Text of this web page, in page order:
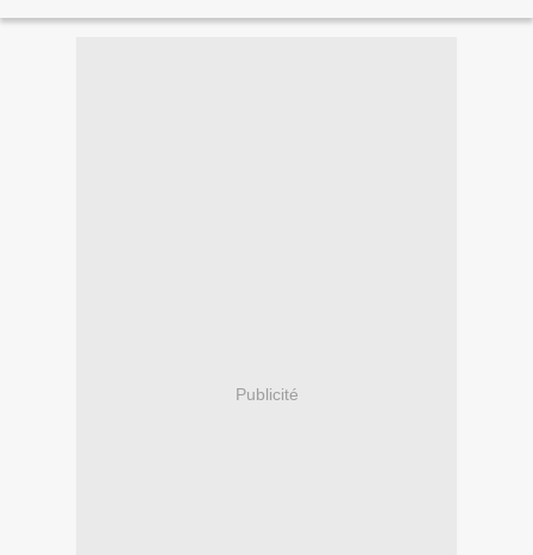
Publicité